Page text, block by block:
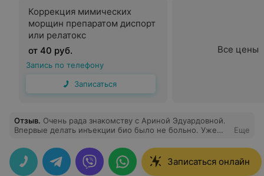
Коррекция мимических
морщин препаратом диспорт
или релатокс
от 40 руб.
Запись по телефону
Записаться
Все цены
Отзыв. Очень рада знакомству с Ариной Эдуардовной.
Впервые делать инъекции био было не больно. Уже
восторг от салона! Очень приятно находиться, все для
нас, девочек!
Еще
Записаться онлайн